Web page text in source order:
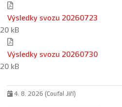
Výsledky svozu 20260723
20 kB
Výsledky svozu 20260730
20 kB
4. 8. 2026 (Coufal Jiří)